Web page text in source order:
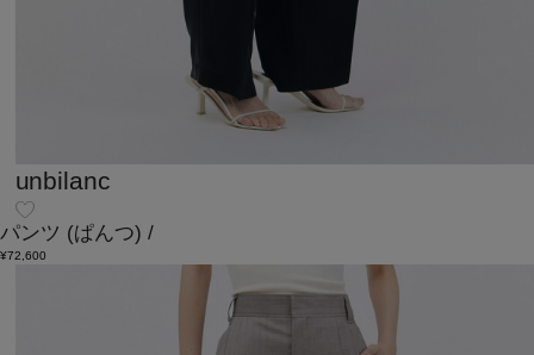
unbilanc
パンツ (ぱんつ) /
¥72,600